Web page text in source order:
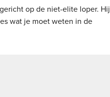
op de niet-elite loper. Hij
wat je moet weten in de